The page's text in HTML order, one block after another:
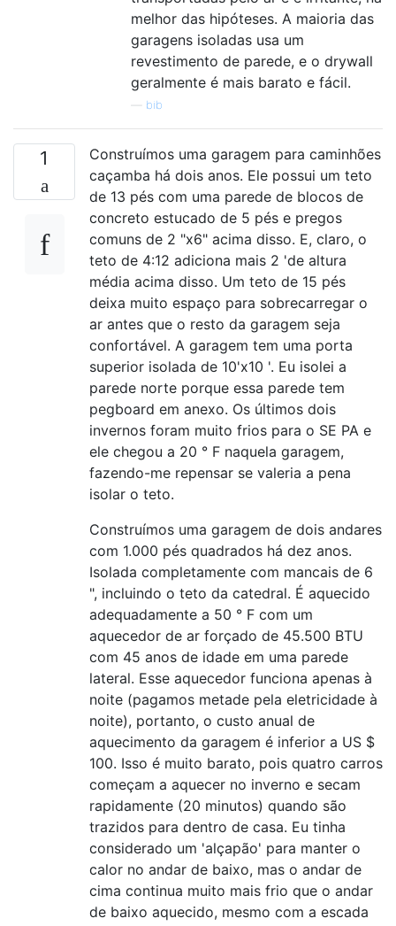
melhor das hipóteses. A maioria das
garagens isoladas usa um
revestimento de parede, e o drywall
geralmente é mais barato e fácil.
bib
1
Construímos uma garagem para caminhões
caçamba há dois anos. Ele possui um teto
de 13 pés com uma parede de blocos de
concreto estucado de 5 pés e pregos
comuns de 2 "x6" acima disso. E, claro, o
teto de 4:12 adiciona mais 2 'de altura
média acima disso. Um teto de 15 pés
deixa muito espaço para sobrecarregar o
ar antes que o resto da garagem seja
confortável. A garagem tem uma porta
superior isolada de 10'x10 '. Eu isolei a
parede norte porque essa parede tem
pegboard em anexo. Os últimos dois
invernos foram muito frios para o SE PA e
ele chegou a 20 ° F naquela garagem,
fazendo-me repensar se valeria a pena
isolar o teto.
Construímos uma garagem de dois andares
com 1.000 pés quadrados há dez anos.
Isolada completamente com mancais de 6
", incluindo o teto da catedral. É aquecido
adequadamente a 50 ° F com um
aquecedor de ar forçado de 45.500 BTU
com 45 anos de idade em uma parede
lateral. Esse aquecedor funciona apenas à
noite (pagamos metade pela eletricidade à
noite), portanto, o custo anual de
aquecimento da garagem é inferior a US $
100. Isso é muito barato, pois quatro carros
começam a aquecer no inverno e secam
rapidamente (20 minutos) quando são
trazidos para dentro de casa. Eu tinha
considerado um 'alçapão' para manter o
calor no andar de baixo, mas o andar de
cima continua muito mais frio que o andar
de baixo aquecido, mesmo com a escada